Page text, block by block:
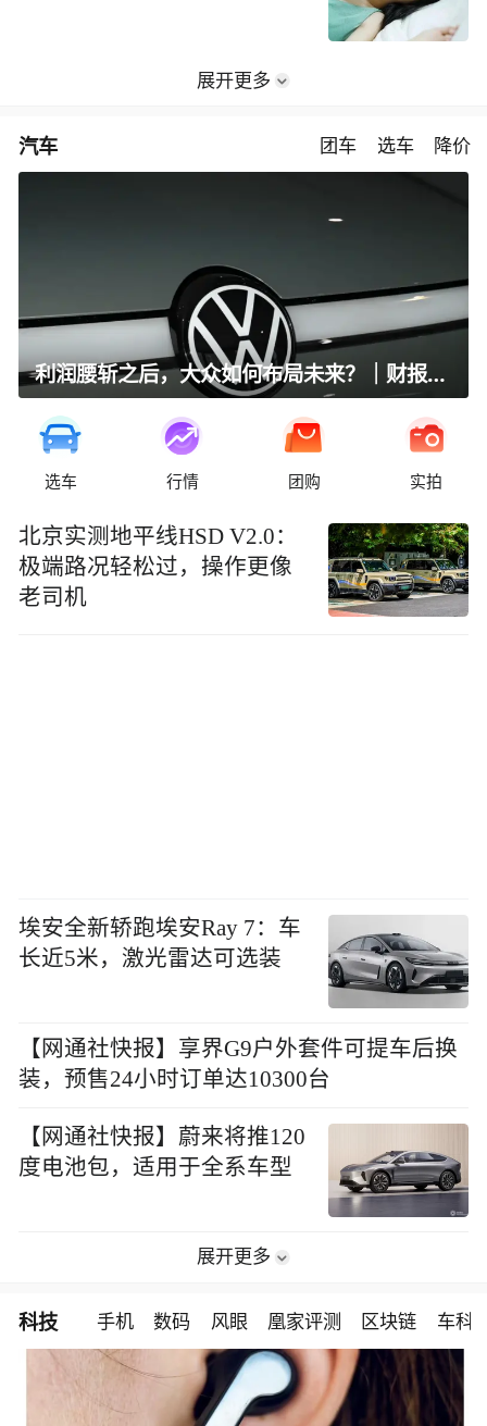
展开更多
汽车 团车 选车 降价
利润腰斩之后，大众如何布局未来？｜财报全视角
选车 行情 团购 实拍
北京实测地平线HSD V2.0：
极端路况轻松过，操作更像
老司机
埃安全新轿跑埃安Ray 7：车
长近5米，激光雷达可选装
【网通社快报】享界G9户外套件可提车后换
装，预售24小时订单达10300台
【网通社快报】蔚来将推120
度电池包，适用于全系车型
展开更多
科技 手机 数码 风眼 凰家评测 区块链 车科